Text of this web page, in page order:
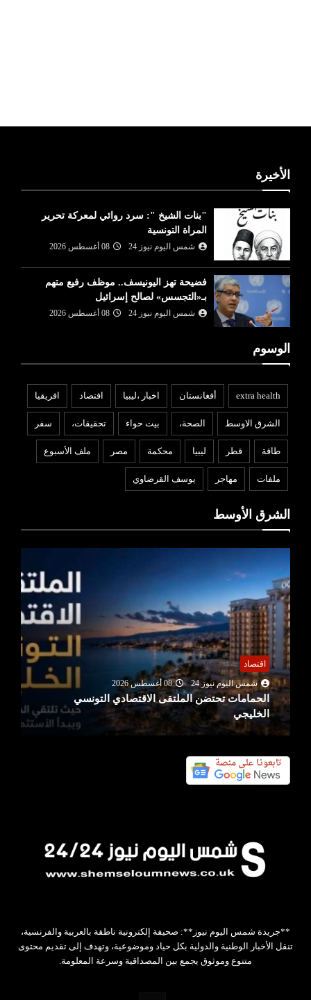
الأخيرة
"بنات الشيخ ": سرد روائي لمعركة تحرير
المراة التونسية
شمس اليوم نيوز 24 08 أغسطس 2026
فضيحة تهز اليونيسف.. موظف رفيع متهم
بـ«التجسس» لصالح إسرائيل
شمس اليوم نيوز 24 08 أغسطس 2026
الوسوم
extra health أفغانستان اخبار ،ليبيا افتصاد افريقيا
الشرق الاوسط الصحة، بيت حواء تحقيقات، سفر
طاقة قطر ليبيا محكمة مصر ملف الأسبوع
ملفات مهاجر يوسف القرضاوي
الشرق الأوسط
اقتصاد
شمس اليوم نيوز 24
08 أغسطس 2026
الحمامات تحتضن الملتقى الاقتصادي التونسي
الخليجي
**جريدة شمس اليوم نيوز**: صحيفة إلكترونية ناطقة بالعربية والفرنسية،
تنقل الأخبار الوطنية والدولية بكل حياد وموضوعية، وتهدف إلى تقديم محتوى
متنوع وموثوق يجمع بين المصداقية وسرعة المعلومة.